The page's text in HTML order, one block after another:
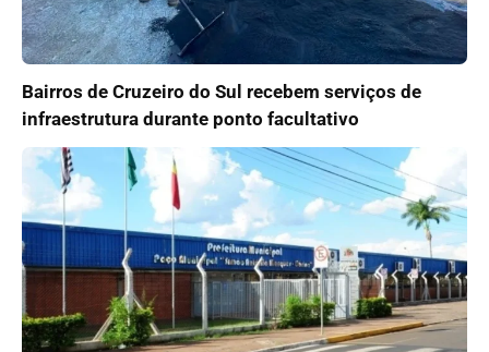
Bairros de Cruzeiro do Sul recebem serviços de
infraestrutura durante ponto facultativo